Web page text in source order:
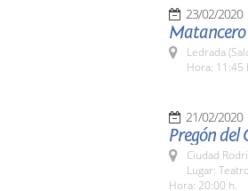
23/02/2020
Matancero
Ledrada
Hora: 11:45
21/02/2020
Pregón del
Ciudad
Lugar:
Hora: 20:00 h.